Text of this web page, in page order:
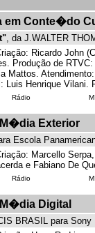
em Conte�do
, da J.WALTER
Ricardo John
Produção de
Mattos.
Luis Henrique
Rádio
Exterior
Escola
Marcello
e Fabiano De
Rádio
Digital
BRASIL para